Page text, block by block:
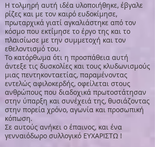
Η τολμηρή αυτή ιδέα υλοποιήθηκε, έβγαλε
ρίζες και με τον καιρό ευδοκίμησε,
πρωταρχικά γιατί αγκαλιάστηκε από τον
κόσμο που εκτίμησε το έργο της και το
πλαισίωσε με την συμμετοχή και τον
εθελοντισμό του.
Το κατόρθωμα ότι η προσπάθεια αυτή
άντεξε τις δυσκολίες και τους κλυδωνισμούς
μιας πεντηκονταετίας, παραμένοντας
εντελώς αφιλοκερδής, οφείλεται στους
ανθρώπους που διαδοχικά πρωτοστάτησαν
στην ύπαρξη και συνέχειά της, θυσιάζοντας
στην πορεία χρόνο, αγωνία και προσωπική
κόπωση.
Σε αυτούς ανήκει ο έπαινος, και ένα
γενναιόδωρο συλλογικό ΕΥΧΑΡΙΣΤΩ !